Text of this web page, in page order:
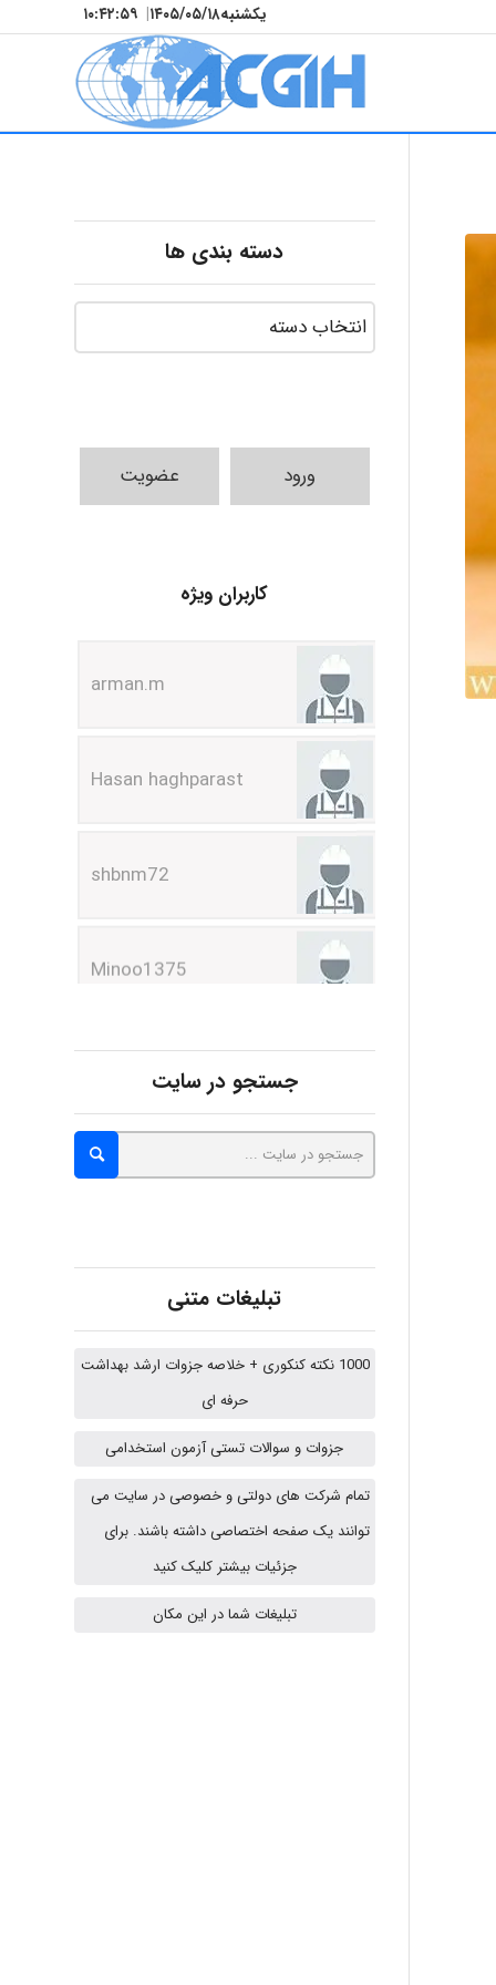
یکشنبه۱۴۰۵/۰۵/۱۸| ۱۰:۴۳:۰۰
دسته بندی ها
ورود عضویت
کاربران ویژه
vali
fahimeh sheibani
HaddadiMahsa
Niloofar
arman.m
جستجو در سایت
تبلیغات متنی
1000 نکته کنکوری + خلاصه جزوات ارشد بهداشت
حرفه ای
جزوات و سوالات تستی آزمون استخدامی
تمام شرکت های دولتی و خصوصی در سایت می
توانند یک صفحه اختصاصی داشته باشند. برای
جزئیات بیشتر کلیک کنید
تبلیغات شما در این مکان